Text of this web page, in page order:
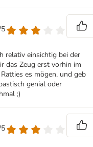
relativ einsichtig bei der
das Zeug erst vorhin im
es mögen, und geb
genial oder
;)